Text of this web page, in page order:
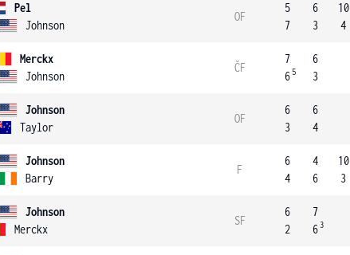
Pel
Johnson
OF
5
7
6
3
10
4
Merckx
Johnson
ČF
7
6 5
6
3
Johnson
Taylor
OF
6
3
6
4
Johnson
Barry
F
6
4
4
6
10
3
Johnson
Merckx
SF
6
2
7
6 3